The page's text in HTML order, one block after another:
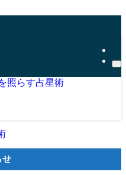
ファティマの目」が示す未来
照らす占星術
せ